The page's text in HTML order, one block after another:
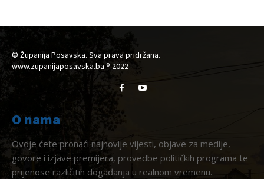
© Županija Posavska. Sva prava pridržana.
www.zupanijaposavska.ba ® 2022
O nama
Ovdje ćete pronaći najnovije vijesti, objave za medije,
govore i izjave premijera, provedbe političkih programa te
prijenose različitih događanja u realnom vremenu.